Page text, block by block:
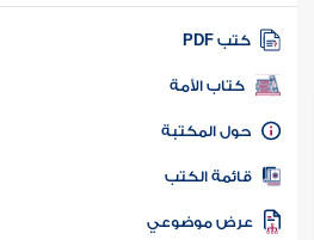
كتب PDF
كتاب الأمة
المكتبة
الكتب